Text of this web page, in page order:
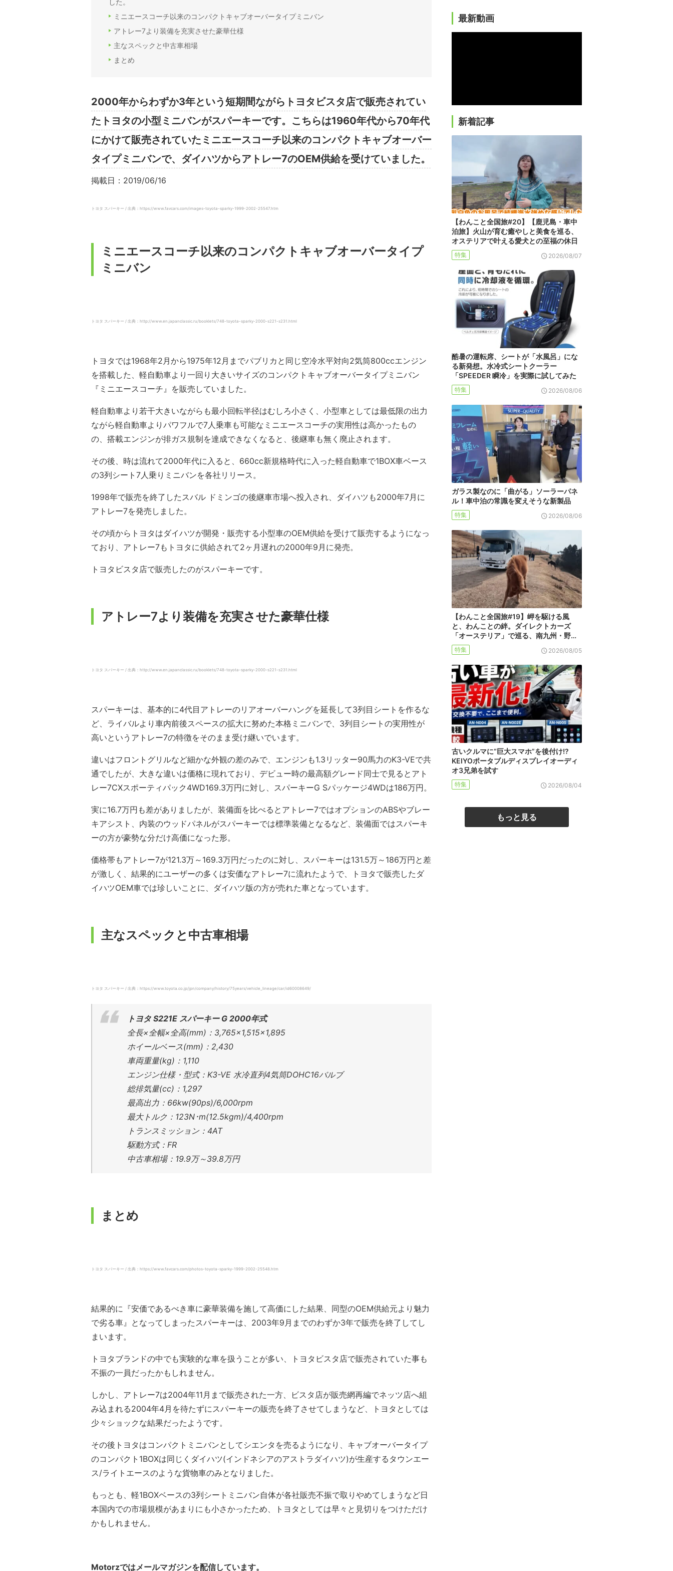
した。
ミニエースコーチ以来のコンパクトキャブオーバータイプミニバン
アトレー7より装備を充実させた豪華仕様
主なスペックと中古車相場
まとめ
2000年からわずか3年という短期間ながらトヨタビスタ店で販売されてい
たトヨタの小型ミニバンがスパーキーです。こちらは1960年代から70年代
にかけて販売されていたミニエースコーチ以来のコンパクトキャブオーバー
タイプミニバンで、ダイハツからアトレー7のOEM供給を受けていました。
掲載日：2019/06/16
トヨタ スパーキー / 出典：https://www.favcars.com/images-toyota-sparky-1999-2002-25547.htm
ミニエースコーチ以来のコンパクトキャブオーバータイプ
ミニバン
トヨタ スパーキー / 出典：http://www.en.japanclassic.ru/booklets/748-toyota-sparky-2000-s221-s231.html
トヨタでは1968年2月から1975年12月までパブリカと同じ空冷水平対向2気筒800ccエンジン
を搭載した、軽自動車より一回り大きいサイズのコンパクトキャブオーバータイプミニバン
『ミニエースコーチ』を販売していました。
軽自動車より若干大きいながらも最小回転半径はむしろ小さく、小型車としては最低限の出力
ながら軽自動車よりパワフルで7人乗車も可能なミニエースコーチの実用性は高かったもの
の、搭載エンジンが排ガス規制を達成できなくなると、後継車も無く廃止されます。
その後、時は流れて2000年代に入ると、660cc新規格時代に入った軽自動車で1BOX車ベース
の3列シート7人乗りミニバンを各社リリース。
1998年で販売を終了したスバル ドミンゴの後継車市場へ投入され、ダイハツも2000年7月に
アトレー7を発売しました。
その頃からトヨタはダイハツが開発・販売する小型車のOEM供給を受けて販売するようになっ
ており、アトレー7もトヨタに供給されて2ヶ月遅れの2000年9月に発売。
トヨタビスタ店で販売したのがスパーキーです。
アトレー7より装備を充実させた豪華仕様
トヨタ スパーキー / 出典：http://www.en.japanclassic.ru/booklets/748-toyota-sparky-2000-s221-s231.html
スパーキーは、基本的に4代目アトレーのリアオーバーハングを延長して3列目シートを作るな
ど、ライバルより車内前後スペースの拡大に努めた本格ミニバンで、3列目シートの実用性が
高いというアトレー7の特徴をそのまま受け継いでいます。
違いはフロントグリルなど細かな外観の差のみで、エンジンも1.3リッター90馬力のK3-VEで共
通でしたが、大きな違いは価格に現れており、デビュー時の最高額グレード同士で見るとアト
レー7CXスポーティパック4WD169.3万円に対し、スパーキーG Sパッケージ4WDは186万円。
実に16.7万円も差がありましたが、装備面を比べるとアトレー7ではオプションのABSやブレー
キアシスト、内装のウッドパネルがスパーキーでは標準装備となるなど、装備面ではスパーキ
ーの方が豪勢な分だけ高価になった形。
価格帯もアトレー7が121.3万～169.3万円だったのに対し、スパーキーは131.5万～186万円と差
が激しく、結果的にユーザーの多くは安価なアトレー7に流れたようで、トヨタで販売したダ
イハツOEM車では珍しいことに、ダイハツ版の方が売れた車となっています。
主なスペックと中古車相場
トヨタ スパーキー / 出典：https://www.toyota.co.jp/jpn/company/history/75years/vehicle_lineage/car/id60008649/
トヨタ S221E スパーキー G 2000年式
全長×全幅×全高(mm)：3,765×1,515×1,895
ホイールベース(mm)：2,430
車両重量(kg)：1,110
エンジン仕様・型式：K3-VE 水冷直列4気筒DOHC16バルブ
総排気量(cc)：1,297
最高出力：66kw(90ps)/6,000rpm
最大トルク：123N･m(12.5kgm)/4,400rpm
トランスミッション：4AT
駆動方式：FR
中古車相場：19.9万～39.8万円
まとめ
トヨタ スパーキー / 出典：https://www.favcars.com/photos-toyota-sparky-1999-2002-25548.htm
結果的に『安価であるべき車に豪華装備を施して高価にした結果、同型のOEM供給元より魅力
で劣る車』となってしまったスパーキーは、2003年9月までのわずか3年で販売を終了してし
まいます。
トヨタブランドの中でも実験的な車を扱うことが多い、トヨタビスタ店で販売されていた事も
不振の一員だったかもしれません。
しかし、アトレー7は2004年11月まで販売された一方、ビスタ店が販売網再編でネッツ店へ組
み込まれる2004年4月を待たずにスパーキーの販売を終了させてしまうなど、トヨタとしては
少々ショックな結果だったようです。
その後トヨタはコンパクトミニバンとしてシエンタを売るようになり、キャブオーバータイプ
のコンパクト1BOXは同じくダイハツ(インドネシアのアストラダイハツ)が生産するタウンエー
ス/ライトエースのような貨物車のみとなりました。
もっとも、軽1BOXベースの3列シートミニバン自体が各社販売不振で取りやめてしまうなど日
本国内での市場規模があまりにも小さかったため、トヨタとしては早々と見切りをつけただけ
かもしれません。
Motorzではメールマガジンを配信しています。
最新動画
新着記事
【わんこと全国旅#20】【鹿児島・車中
泊旅】火山が育む癒やしと美食を巡る、
オステリアで叶える愛犬との至福の休日
特集 2026/08/07
酷暑の運転席、シートが「水風呂」にな
る新発想。水冷式シートクーラー
「SPEEDER 瞬冷」を実際に試してみた
特集 2026/08/06
ガラス製なのに「曲がる」ソーラーパネ
ル！車中泊の常識を変えそうな新製品
特集 2026/08/06
【わんこと全国旅#19】岬を駆ける風
と、わんことの絆。ダイレクトカーズ
「オーステリア」で巡る、南九州・野…
特集 2026/08/05
古いクルマに“巨大スマホ”を後付け!?
KEIYOポータブルディスプレイオーディ
オ3兄弟を試す
特集 2026/08/04
もっと見る